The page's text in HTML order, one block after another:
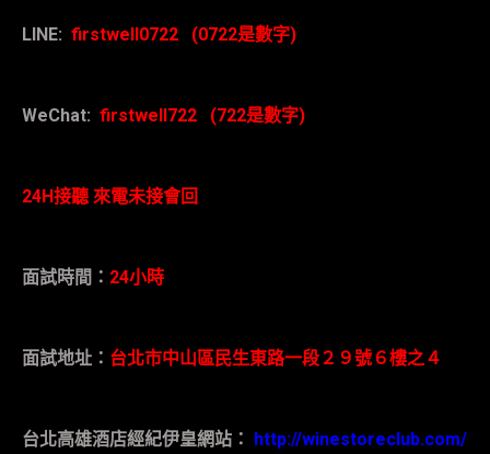
LINE: firstwell0722 (0722是數字)
WeChat: firstwell722 (722是數字)
24H接聽 來電未接會回
面試時間： 24小時
面試地址： 台北市中山區民生東路一段２９號６樓之４
台北高雄酒店經紀伊皇網站：
http://winestoreclub.com/